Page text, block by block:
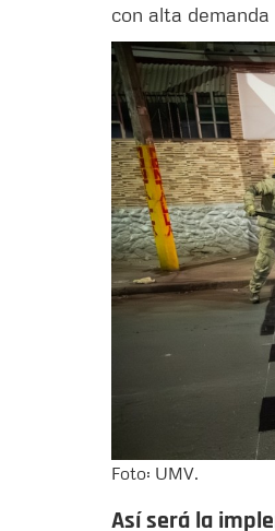
con alta
Foto: UMV.
Así será la